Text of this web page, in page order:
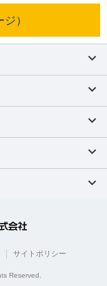
）
サイトポリシー
Reserved.